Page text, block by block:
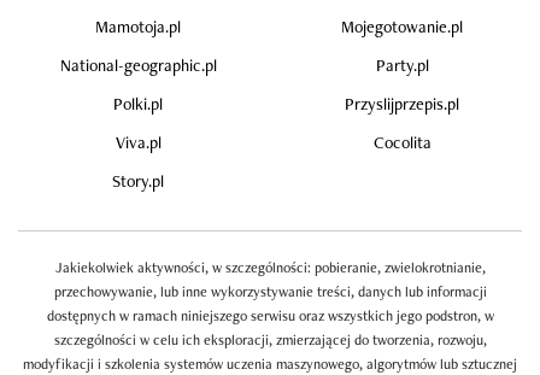
Mamotoja.pl
Mojegotowanie.pl
National-geographic.pl
Party.pl
Polki.pl
Przyslijprzepis.pl
Viva.pl
Cocolita
Story.pl
Jakiekolwiek aktywności, w szczególności: pobieranie, zwielokrotnianie,
przechowywanie, lub inne wykorzystywanie treści, danych lub informacji
dostępnych w ramach niniejszego serwisu oraz wszystkich jego podstron, w
szczególności w celu ich eksploracji, zmierzającej do tworzenia, rozwoju,
modyfikacji i szkolenia systemów uczenia maszynowego, algorytmów lub sztucznej